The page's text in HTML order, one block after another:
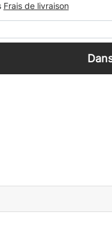
Frais de livraison